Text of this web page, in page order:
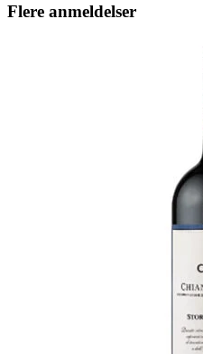
Flere anmeldelser